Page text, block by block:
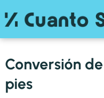
Conversión
pies